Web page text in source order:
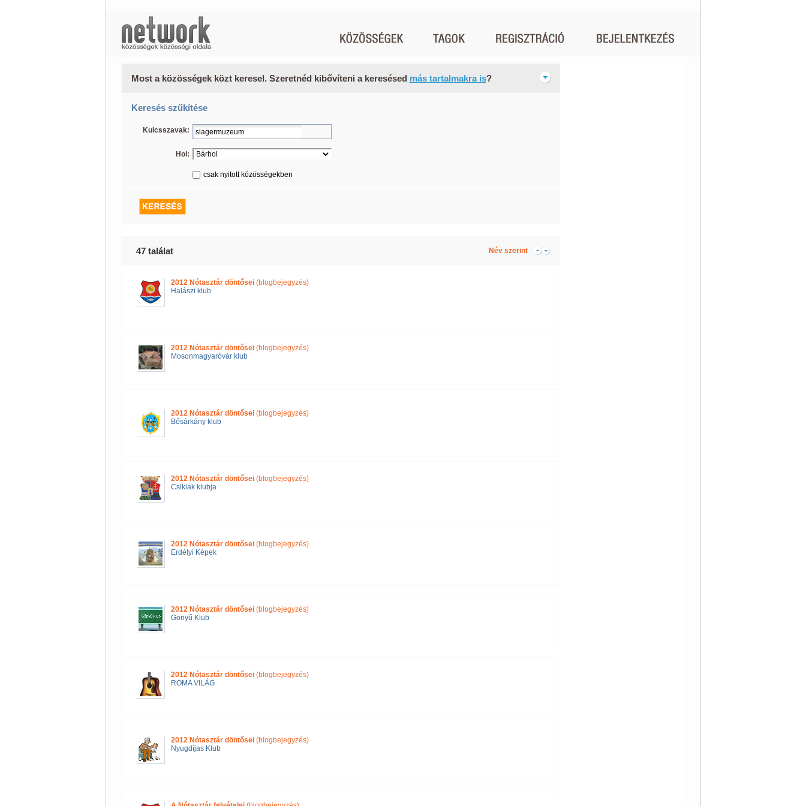
Most a közösségek közt keresel. Szeretnéd kibővíteni a keresésed más tartalmakra is?
Keresés szűkítése
Kulcsszavak:
Hol:
csak nyitott közösségekben
47 találat Név szerint
2012 Nótasztár döntősei(blogbejegyzés)
Halászi klub
2012 Nótasztár döntősei(blogbejegyzés)
Mosonmagyaróvár klub
2012 Nótasztár döntősei(blogbejegyzés)
Bősárkány klub
2012 Nótasztár döntősei(blogbejegyzés)
Csikiak klubja
2012 Nótasztár döntősei(blogbejegyzés)
Erdélyi Képek
2012 Nótasztár döntősei(blogbejegyzés)
Gönyű Klub
2012 Nótasztár döntősei(blogbejegyzés)
ROMA VILÁG
2012 Nótasztár döntősei(blogbejegyzés)
Nyugdíjas Klub